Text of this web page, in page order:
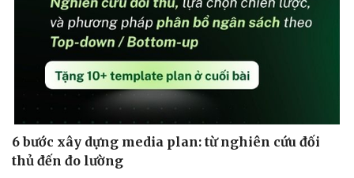
6 bước xây dựng media plan: từ nghiên cứu đối
thủ đến đo lường